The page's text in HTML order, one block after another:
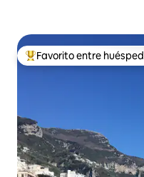
Favorito entre huéspedes
Favorito entre